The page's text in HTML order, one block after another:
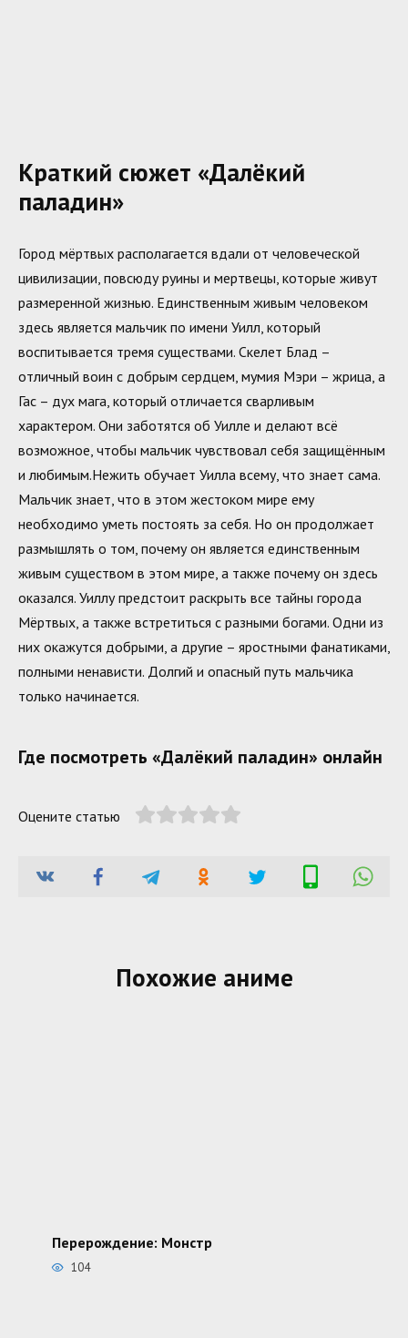
Краткий сюжет «Далёкий
паладин»
Город мёртвых располагается вдали от человеческой
цивилизации, повсюду руины и мертвецы, которые живут
размеренной жизнью. Единственным живым человеком
здесь является мальчик по имени Уилл, который
воспитывается тремя существами. Скелет Блад –
отличный воин с добрым сердцем, мумия Мэри – жрица, а
Гас – дух мага, который отличается сварливым
характером. Они заботятся об Уилле и делают всё
возможное, чтобы мальчик чувствовал себя защищённым
и любимым.Нежить обучает Уилла всему, что знает сама.
Мальчик знает, что в этом жестоком мире ему
необходимо уметь постоять за себя. Но он продолжает
размышлять о том, почему он является единственным
живым существом в этом мире, а также почему он здесь
оказался. Уиллу предстоит раскрыть все тайны города
Мёртвых, а также встретиться с разными богами. Одни из
них окажутся добрыми, а другие – яростными фанатиками,
полными ненависти. Долгий и опасный путь мальчика
только начинается.
Где посмотреть «Далёкий паладин» онлайн
Оцените статью
Похожие аниме
Перерождение: Монстр
104